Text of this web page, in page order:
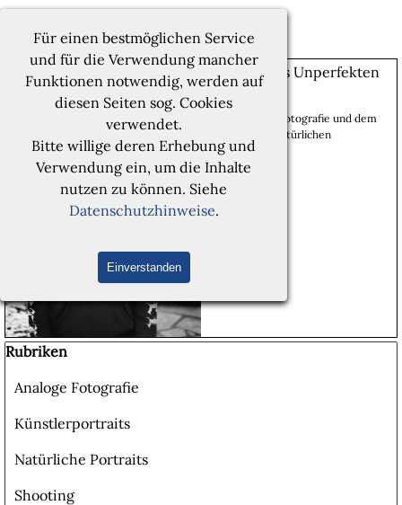
Für einen bestmöglichen Service
und für die Verwendung mancher
Funktionen notwendig, werden auf
diesen Seiten sog. Cookies
verwendet.
Bitte willige deren Erhebung und
Verwendung ein, um die Inhalte
nutzen zu können. Siehe
Datenschutzhinweise.
Einverstanden
Direkt zum Seiteninhalt
Marco Vollmann | FOTOGRAFIE
Charme des Unperfekten
Von analoger Fotografie und dem
Charme des Natürlichen
Lesen
Block überspringen Rubriken
Rubriken
Analoge Fotografie
Künstlerportraits
Natürliche Portraits
Shooting